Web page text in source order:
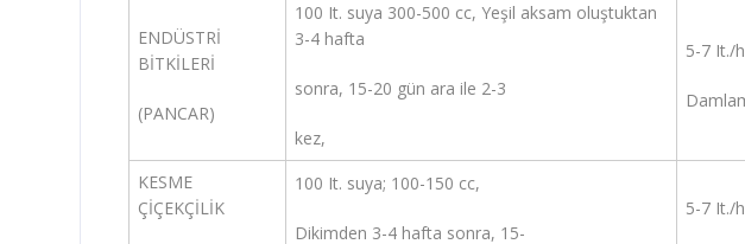
ENDÜSTRİ
BİTKİLERİ
(PANCAR)
100 It. suya 300-500 cc, Yeşil aksam oluştuktan
3-4 hafta
sonra, 15-20 gün ara ile 2-3
kez,
5-7 It./
KESME
ÇİÇEKÇİLİK
100 It. suya; 100-150 cc,
Dikimden 3-4 hafta sonra, 15-
5-7 It./